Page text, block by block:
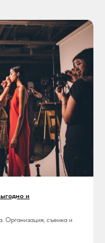
и
Организация, съемка и